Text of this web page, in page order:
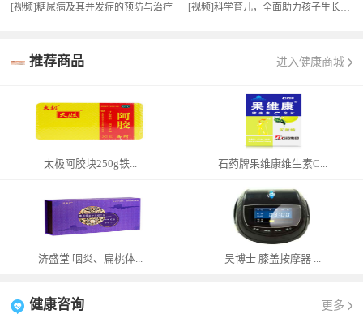
[视频]糖尿病及其并发症的预防与治疗 [视频]科学育儿，全面助力孩子生长发育
推荐商品 进入健康商城
太极阿胶块250g铁... 石药牌果维康维生素C...
济盛堂 咽炎、扁桃体... 吴博士 膝盖按摩器 ...
健康咨询 更多